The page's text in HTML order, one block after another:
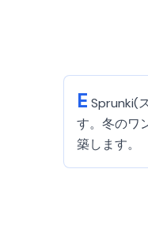
E Sprunki(
す。冬のワ
築します。